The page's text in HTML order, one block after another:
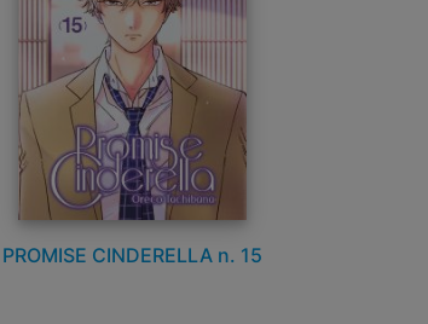
PROMISE CINDERELLA n. 15